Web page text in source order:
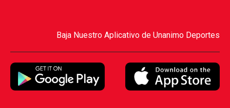
Baja Nuestro Aplicativo de Unanimo Deportes